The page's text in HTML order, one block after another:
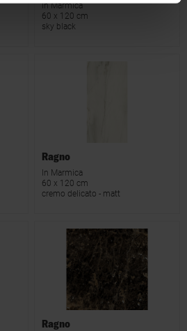
In Marmica
60 x 120 cm
sky black
Ragno
In Marmica
60 x 120 cm
cremo delicato - matt
Ragno